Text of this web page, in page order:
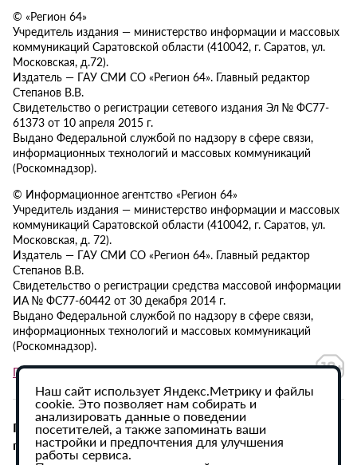
© «Регион 64»
Учредитель издания — министерство информации и массовых
коммуникаций Саратовской области (410042, г. Саратов, ул.
Московская, д.72).
Издатель — ГАУ СМИ СО «Регион 64». Главный редактор
Степанов В.В.
Свидетельство о регистрации сетевого издания Эл № ФС77-
61373 от 10 апреля 2015 г.
Выдано Федеральной службой по надзору в сфере связи,
информационных технологий и массовых коммуникаций
(Роскомнадзор).
© Информационное агентство «Регион 64»
Учредитель издания — министерство информации и массовых
коммуникаций Саратовской области (410042, г. Саратов, ул.
Московская, д. 72).
Издатель — ГАУ СМИ СО «Регион 64». Главный редактор
Степанов В.В.
Свидетельство о регистрации средства массовой информации
ИА № ФС77-60442 от 30 декабря 2014 г.
Выдано Федеральной службой по надзору в сфере связи,
информационных технологий и массовых коммуникаций
(Роскомнадзор).
Политика в отношении обработки персональных данных
При использовании материалов сайта активная
гиперссылка на ИА «Регион 64» обязательна.
Наш сайт использует Яндекс.Метрику и файлы
cookie. Это позволяет нам собирать и
анализировать данные о поведении
посетителей, а также запоминать ваши
настройки и предпочтения для улучшения
работы сервиса.